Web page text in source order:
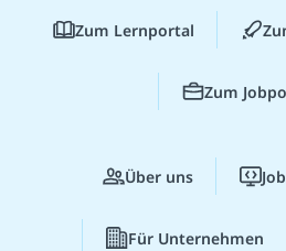
Zum Lernportal
Zum
Über uns
Für Unternehmen